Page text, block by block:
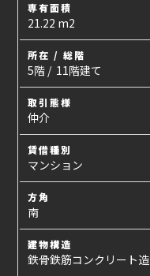
専有面積
21.22 m2
所在 / 総階
5階 / 11階建て
取引態様
仲介
賃借種別
マンション
方角
南
建物構造
鉄骨鉄筋コンクリート造